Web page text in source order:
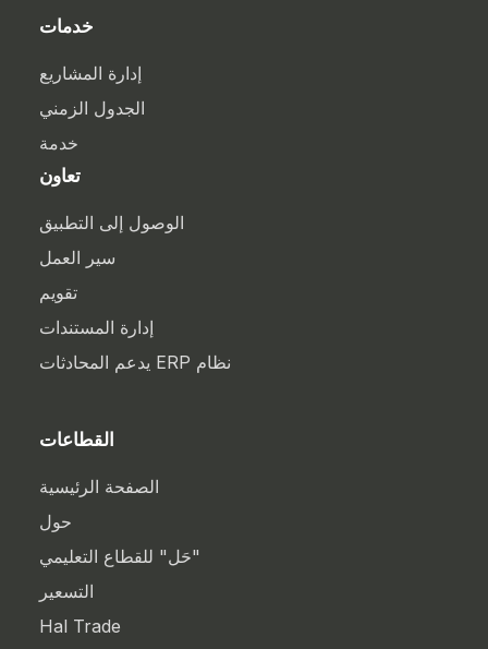
خدمات
إدارة المشاريع
الجدول الزمني
خدمة
تعاون
الوصول إلى التطبيق
سير العمل
تقويم
إدارة المستندات
نظام ERP يدعم المحادثات
القطاعات
الصفحة الرئيسية
حول
"حَل" للقطاع التعليمي
التسعير
Hal Trade